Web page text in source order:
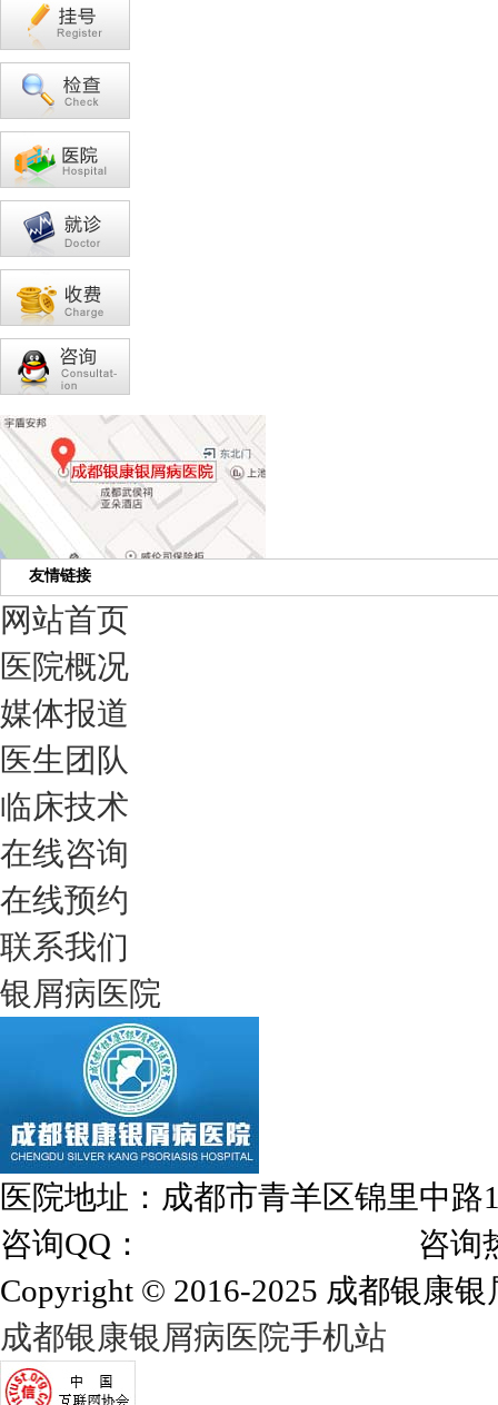
友情链接
网站首页
医院概况
媒体报道
医生团队
临床技术
在线咨询
在线预约
联系我们
银屑病医院
医院地址：成都市青羊区锦里中
咨询QQ：
咨询热线
Copyright © 2016-2025 成都银康银
成都银康银屑病医院手机站